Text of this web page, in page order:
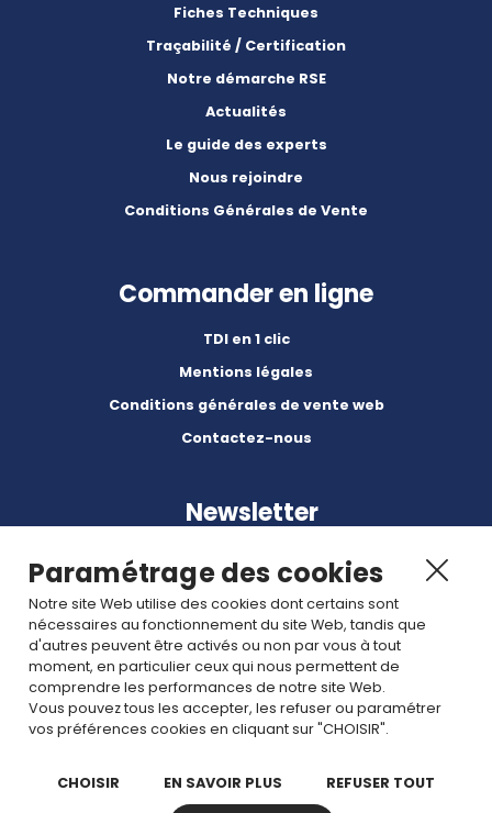
Fiches Techniques
Traçabilité / Certification
Notre démarche RSE
Actualités
Le guide des experts
Nous rejoindre
Conditions Générales de Vente
Commander en ligne
TDI en 1 clic
Mentions légales
Conditions générales de vente web
Contactez-nous
Newsletter
Abonnez-vous à nos dernières nouvelles et articles.
Rejoignez nous
Paramétrage des cookies
Notre site Web utilise des cookies dont certains sont
nécessaires au fonctionnement du site Web, tandis que
d'autres peuvent être activés ou non par vous à tout
moment, en particulier ceux qui nous permettent de
comprendre les performances de notre site Web.
Vous pouvez tous les accepter, les refuser ou paramétrer
vos préférences cookies en cliquant sur "CHOISIR".
CHOISIR EN SAVOIR PLUS REFUSER TOUT